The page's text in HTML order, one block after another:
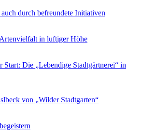
durch befreundete Initiativen
in luftiger Höhe
Start: Die „Lebendige Stadtgärtnerei“ in
von „Wilder Stadtgarten“